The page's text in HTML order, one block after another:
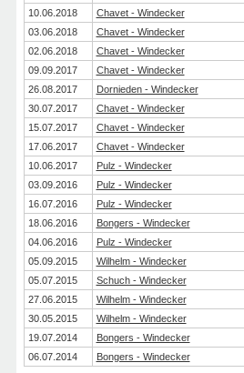
10.06.2018
Chavet - Windecker
03.06.2018
Chavet - Windecker
02.06.2018
Chavet - Windecker
09.09.2017
Chavet - Windecker
26.08.2017
Dornieden - Windecker
30.07.2017
Chavet - Windecker
15.07.2017
Chavet - Windecker
17.06.2017
Chavet - Windecker
10.06.2017
Pulz - Windecker
03.09.2016
Pulz - Windecker
16.07.2016
Pulz - Windecker
18.06.2016
Bongers - Windecker
04.06.2016
Pulz - Windecker
05.09.2015
Wilhelm - Windecker
05.07.2015
Schuch - Windecker
27.06.2015
Wilhelm - Windecker
30.05.2015
Wilhelm - Windecker
19.07.2014
Bongers - Windecker
06.07.2014
Bongers - Windecker